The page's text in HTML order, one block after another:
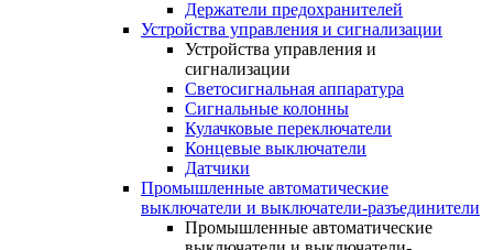
Держатели предохранителей
Устройства управления и сигнализации
Устройства управления и
сигнализации
Светосигнальная аппаратура
Сигнальные колонны
Кулачковые переключатели
Концевые выключатели
Датчики
Промышленные автоматические
выключатели и выключатели-разъединители
Промышленные автоматические